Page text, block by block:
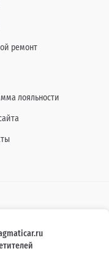
ремонт
лояльности
комплектаций, цветовой
акциях, сроках и условиях
носит информационный
публичной офертой,
Гражданского кодекса